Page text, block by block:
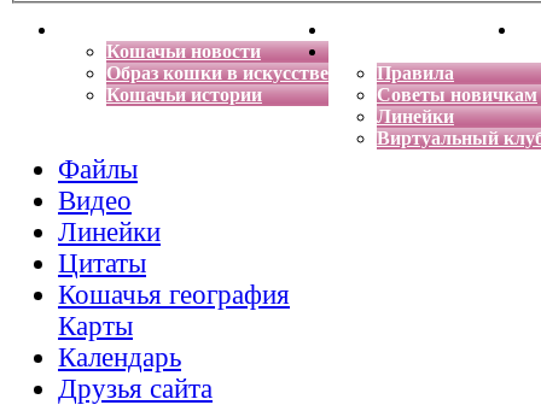
Кошачьи новости
Образ кошки в искусстве
Кошачьи истории
Энциклопедия кошек
Правила
Советы новичкам
Линейки
Виртуальный
Файлы
Видео
Линейки
Цитаты
Кошачья география
Карты
Календарь
Друзья сайта